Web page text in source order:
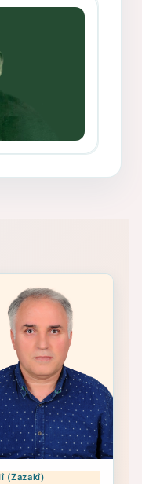
8
(Zazakî)